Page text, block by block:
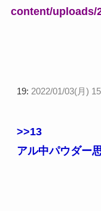
content/uploads/
19: 2022/01/03(月)
>>13
アル中パウダー